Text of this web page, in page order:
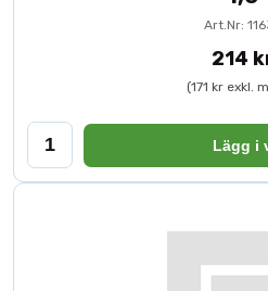
Art.Nr:
214
(171 kr exkl.
Lägg i